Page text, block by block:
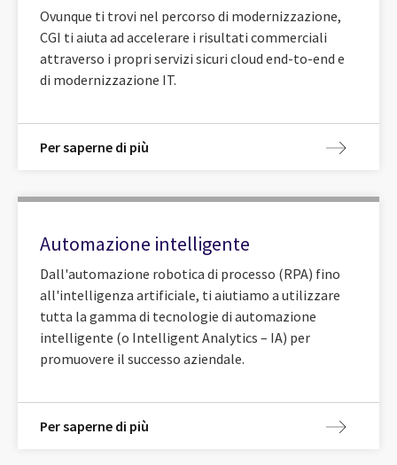
Ovunque ti trovi nel percorso di modernizzazione,
CGI ti aiuta ad accelerare i risultati commerciali
attraverso i propri servizi sicuri cloud end-to-end e
di modernizzazione IT.
Per saperne di più
Automazione intelligente
Dall'automazione robotica di processo (RPA) fino
all'intelligenza artificiale, ti aiutiamo a utilizzare
tutta la gamma di tecnologie di automazione
intelligente (o Intelligent Analytics – IA) per
promuovere il successo aziendale.
Per saperne di più